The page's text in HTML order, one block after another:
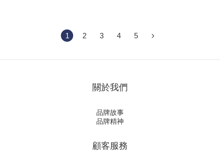
1 2 3 4 5
關於我們
品牌故事
品牌精神
顧客服務